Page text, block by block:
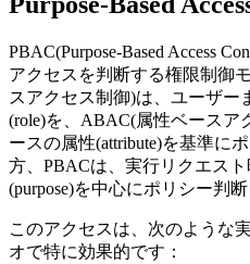
PBAC(Purpose-Based Access
アクセスを判断する権限制御
スアクセス制御)は、ユーザー
(role)を、ABAC(属性ベースア
ースの属性(attribute)を基準に
方、PBACは、実行リクエス
(purpose)を中心にポリシー判断
このアクセスは、次のような
オで特に効果的です：